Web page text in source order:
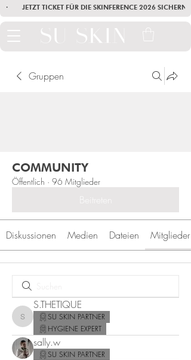
·        JETZT TICKET FÜR DIE SKINFERENCE 2026
Gruppen
COMMUNITY
Öffentlich · 96 Mitglieder
Diskussionen Medien Dateien Mitglieder
S.THETIQUE
S.THETIQUE
SU SKIN PARTNER
HYGIENE EXPERT
sally.w
SU SKIN PARTNER